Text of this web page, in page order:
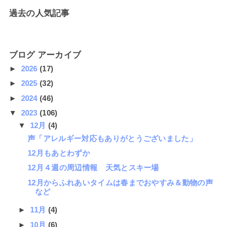
過去の人気記事
ブログ アーカイブ
► 2026(17)
► 2025(32)
► 2024(46)
▼ 2023(106)
▼ 12月 (4)
声「アレルギー対応もありがとうございました」
12月もあとわずか
12月４週の周辺情報 天気とスキー場
12月からふれあいタイムは春までおやすみ＆動物の声
など
► 11月 (4)
► 10月 (6)